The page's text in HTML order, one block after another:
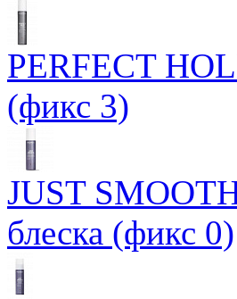
PERFECT
(фикс 3)
JUST
блеска (фикс 0)